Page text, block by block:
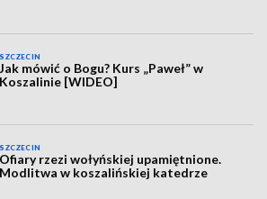
SZCZECIN
Jak mówić o Bogu? Kurs „Paweł” w
Koszalinie [WIDEO]
SZCZECIN
Ofiary rzezi wołyńskiej upamiętnione.
Modlitwa w koszalińskiej katedrze